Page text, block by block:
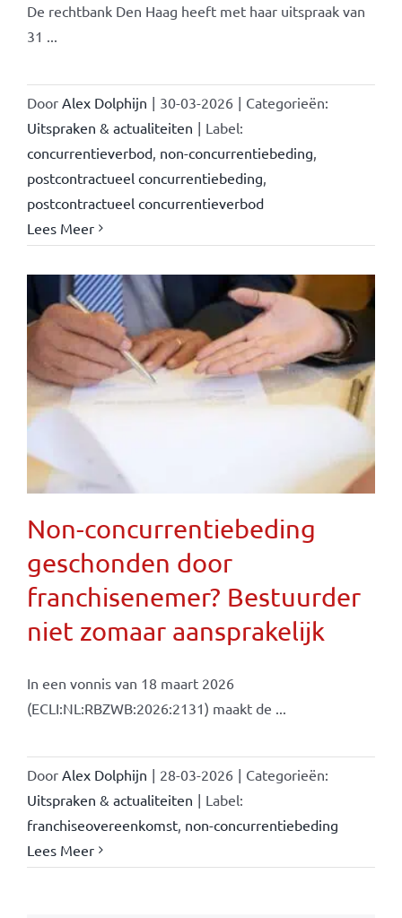
De rechtbank Den Haag heeft met haar uitspraak van
31 ...
Door Alex Dolphijn | 30-03-2026 | Categorieën:
Uitspraken & actualiteiten | Label:
concurrentieverbod, non-concurrentiebeding
postcontractueel concurrentiebeding
postcontractueel concurrentieverbod
Lees Meer
Non-concurrentiebeding
geschonden door
franchisenemer? Bestuurder
niet zomaar aansprakelijk
In een vonnis van 18 maart 2026
(ECLI:NL:RBZWB:2026:2131) maakt de ...
Door Alex Dolphijn | 28-03-2026 | Categorieën:
Uitspraken & actualiteiten | Label:
franchiseovereenkomst, non-concurrentiebeding
Lees Meer